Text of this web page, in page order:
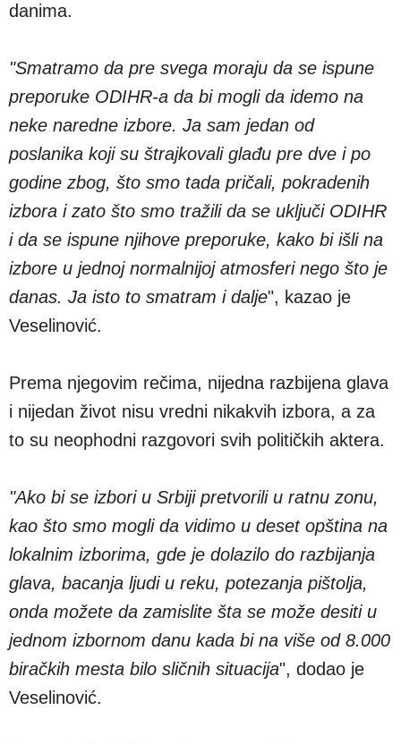
danima.
"Smatramo da pre svega moraju da se ispune
preporuke ODIHR-a da bi mogli da idemo na
neke naredne izbore. Ja sam jedan od
poslanika koji su štrajkovali glađu pre dve i po
godine zbog, što smo tada pričali, pokradenih
izbora i zato što smo tražili da se uključi ODIHR
i da se ispune njihove preporuke, kako bi išli na
izbore u jednoj normalnijoj atmosferi nego što je
danas. Ja isto to smatram i dalje", kazao je
Veselinović.
Prema njegovim rečima, nijedna razbijena glava
i nijedan život nisu vredni nikakvih izbora, a za
to su neophodni razgovori svih političkih aktera.
"Ako bi se izbori u Srbiji pretvorili u ratnu zonu,
kao što smo mogli da vidimo u deset opština na
lokalnim izborima, gde je dolazilo do razbijanja
glava, bacanja ljudi u reku, potezanja pištolja,
onda možete da zamislite šta se može desiti u
jednom izbornom danu kada bi na više od 8.000
biračkih mesta bilo sličnih situacija", dodao je
Veselinović.